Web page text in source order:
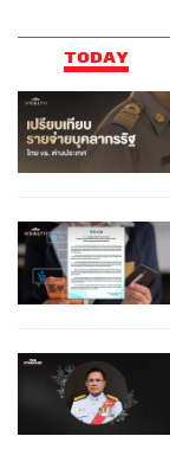
TODAY